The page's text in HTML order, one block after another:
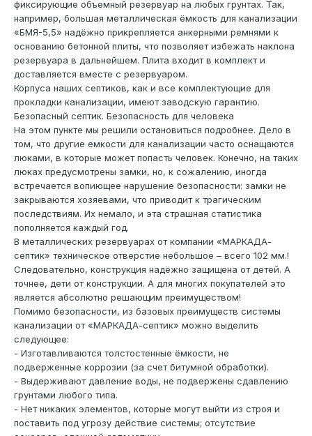
фиксирующие объемный резервуар на любых грунтах. Так,
например, большая металлическая ёмкость для канализации
«БМЯ-5,5» надёжно прикрепляется анкерными ремнями к
основанию бетонной плиты, что позволяет избежать наклона
резервуара в дальнейшем. Плита входит в комплект и
доставляется вместе с резервуаром.
Корпуса наших септиков, как и все комплектующие для
прокладки канализации, имеют заводскую гарантию.
Безопасный септик. Безопасность для человека
На этом пункте мы решили остановиться подробнее. Дело в
том, что другие емкости для канализации часто оснащаются
люками, в которые может попасть человек. Конечно, на таких
люках предусмотрены замки, но, к сожалению, иногда
встречается вопиющее нарушение безопасности: замки не
закрываются хозяевами, что приводит к трагическим
последствиям. Их немало, и эта страшная статистика
пополняется каждый год.
В металлических резервуарах от компании «МАРКАДА-
септик» техническое отверстие небольшое – всего 102 мм.!
Следовательно, конструкция надёжно защищена от детей. А
точнее, дети от конструкции. А для многих покупателей это
является абсолютно решающим преимуществом!
Помимо безопасности, из базовых преимуществ системы
канализации от «МАРКАДА-септик» можно выделить
следующее:
- Изготавливаются толстостенные ёмкости, не
подверженные коррозии (за счет битумной обработки).
- Выдерживают давление воды, не подвержены сдавлению
грунтами любого типа.
- Нет никаких элементов, которые могут выйти из строя и
поставить под угрозу действие системы; отсутствие